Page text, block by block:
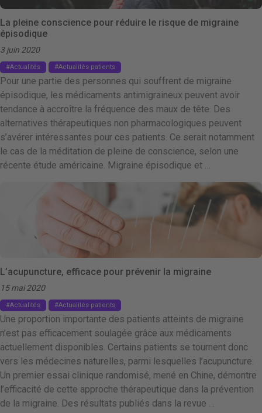
La pleine conscience pour réduire le risque de migraine
épisodique
3 juin 2020
Actualités Actualités patients
Pour une partie des personnes qui souffrent de migraine
épisodique, les médicaments antimigraineux peuvent avoir
tendance à accroître la fréquence des maux de tête. Des
alternatives thérapeutiques non pharmacologiques peuvent
s’avérer intéressantes pour ces patients. Ce serait notamment
le cas de la méditation de pleine de conscience, selon une
récente étude américaine. Migraine épisodique et …
L’acupuncture, efficace pour prévenir la migraine
15 mai 2020
Actualités Actualités patients
Une proportion importante des patients atteints de migraine
n’est pas efficacement soulagée grâce aux médicaments
actuellement disponibles. Certains patients se tournent donc
vers les médecines naturelles, parmi lesquelles l’acupuncture.
Un premier essai clinique randomisé, mené en Chine, démontre
l’efficacité de cette approche thérapeutique dans la prévention
de la migraine. Des résultats publiés dans la revue …